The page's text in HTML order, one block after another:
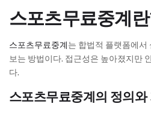
스포츠무료중계
스포츠무료중계는 합법적 플랫폼에서
보는 방법이다. 접근성은 높아졌지만
다.
스포츠무료중계의 정의와